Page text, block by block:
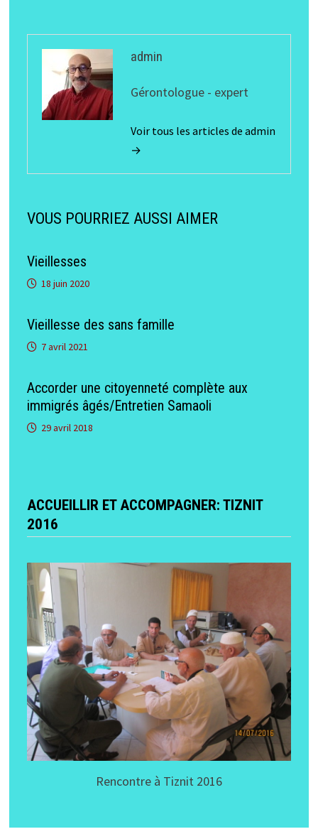
admin
Gérontologue - expert
Voir tous les articles de admin
→
VOUS POURRIEZ AUSSI AIMER
Vieillesses
18 juin 2020
Vieillesse des sans famille
7 avril 2021
Accorder une citoyenneté complète aux
immigrés âgés/Entretien Samaoli
29 avril 2018
ACCUEILLIR ET ACCOMPAGNER: TIZNIT
2016
Rencontre à Tiznit 2016